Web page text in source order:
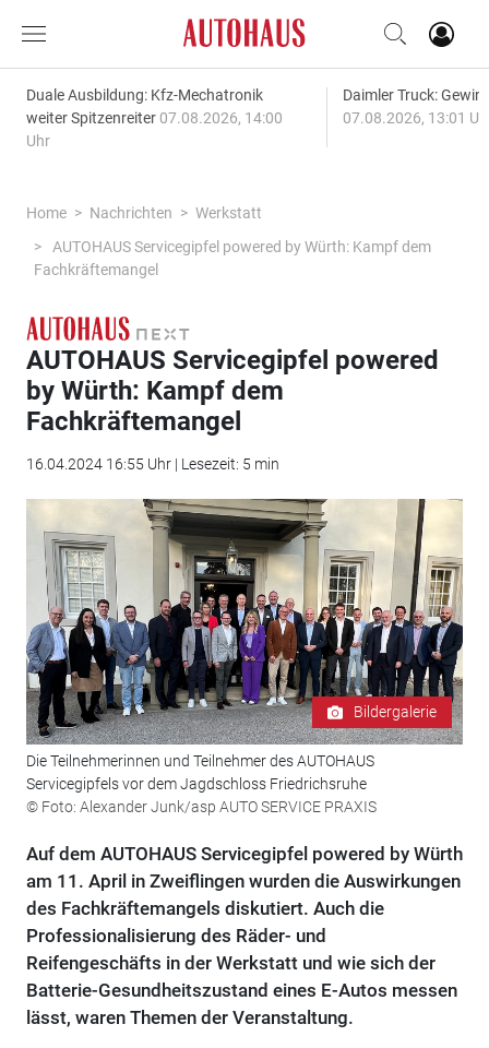
Duale Ausbildung: Kfz-Mechatronik
weiter Spitzenreiter 07.08.2026, 14:00
Uhr
Daimler Truck:
07.08.2026, 13:01
Home Nachrichten
Werkstatt
AUTOHAUS Servicegipfel powered by Würth: Kampf dem
Fachkräftemangel
AUTOHAUS Servicegipfel powered
by Würth: Kampf dem
Fachkräftemangel
16.04.2024 16:55 Uhr | Lesezeit: 5 min
Bildergalerie
Die Teilnehmerinnen und Teilnehmer des AUTOHAUS
Servicegipfels vor dem Jagdschloss Friedrichsruhe
© Foto: Alexander Junk/asp AUTO SERVICE PRAXIS
Auf dem AUTOHAUS Servicegipfel powered by Würth
am 11. April in Zweiflingen wurden die Auswirkungen
des Fachkräftemangels diskutiert. Auch die
Professionalisierung des Räder- und
Reifengeschäfts in der Werkstatt und wie sich der
Batterie-Gesundheitszustand eines E-Autos messen
lässt, waren Themen der Veranstaltung.